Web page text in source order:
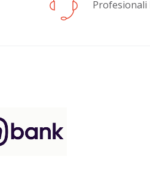
Profesionali